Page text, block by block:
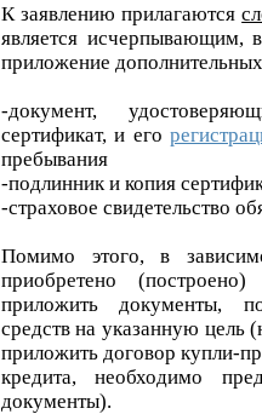
К заявлению прилагаются
является исчерпывающим,
приложение
-документ,
сертификат, и его
пребывания
-подлинник и копия
-страховое свидетельство
Помимо этого, в
приобретено
приложить документы,
средств на указанную цель
приложить договор купли-
кредита, необходимо
документы).